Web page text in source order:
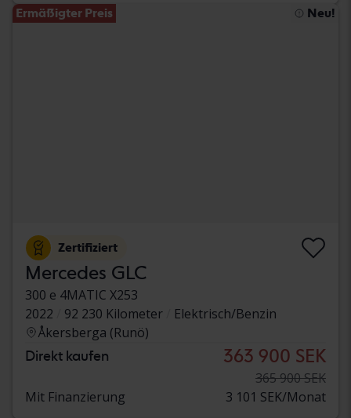
Ermäßigter Preis Neu!
Zertifiziert
Mercedes GLC
300 e 4MATIC X253
2022
92 230 Kilometer
Elektrisch/Benzin
Åkersberga (Runö)
Direkt kaufen 363 900 SEK
365 900 SEK
Mit Finanzierung
3 101 SEK/Monat